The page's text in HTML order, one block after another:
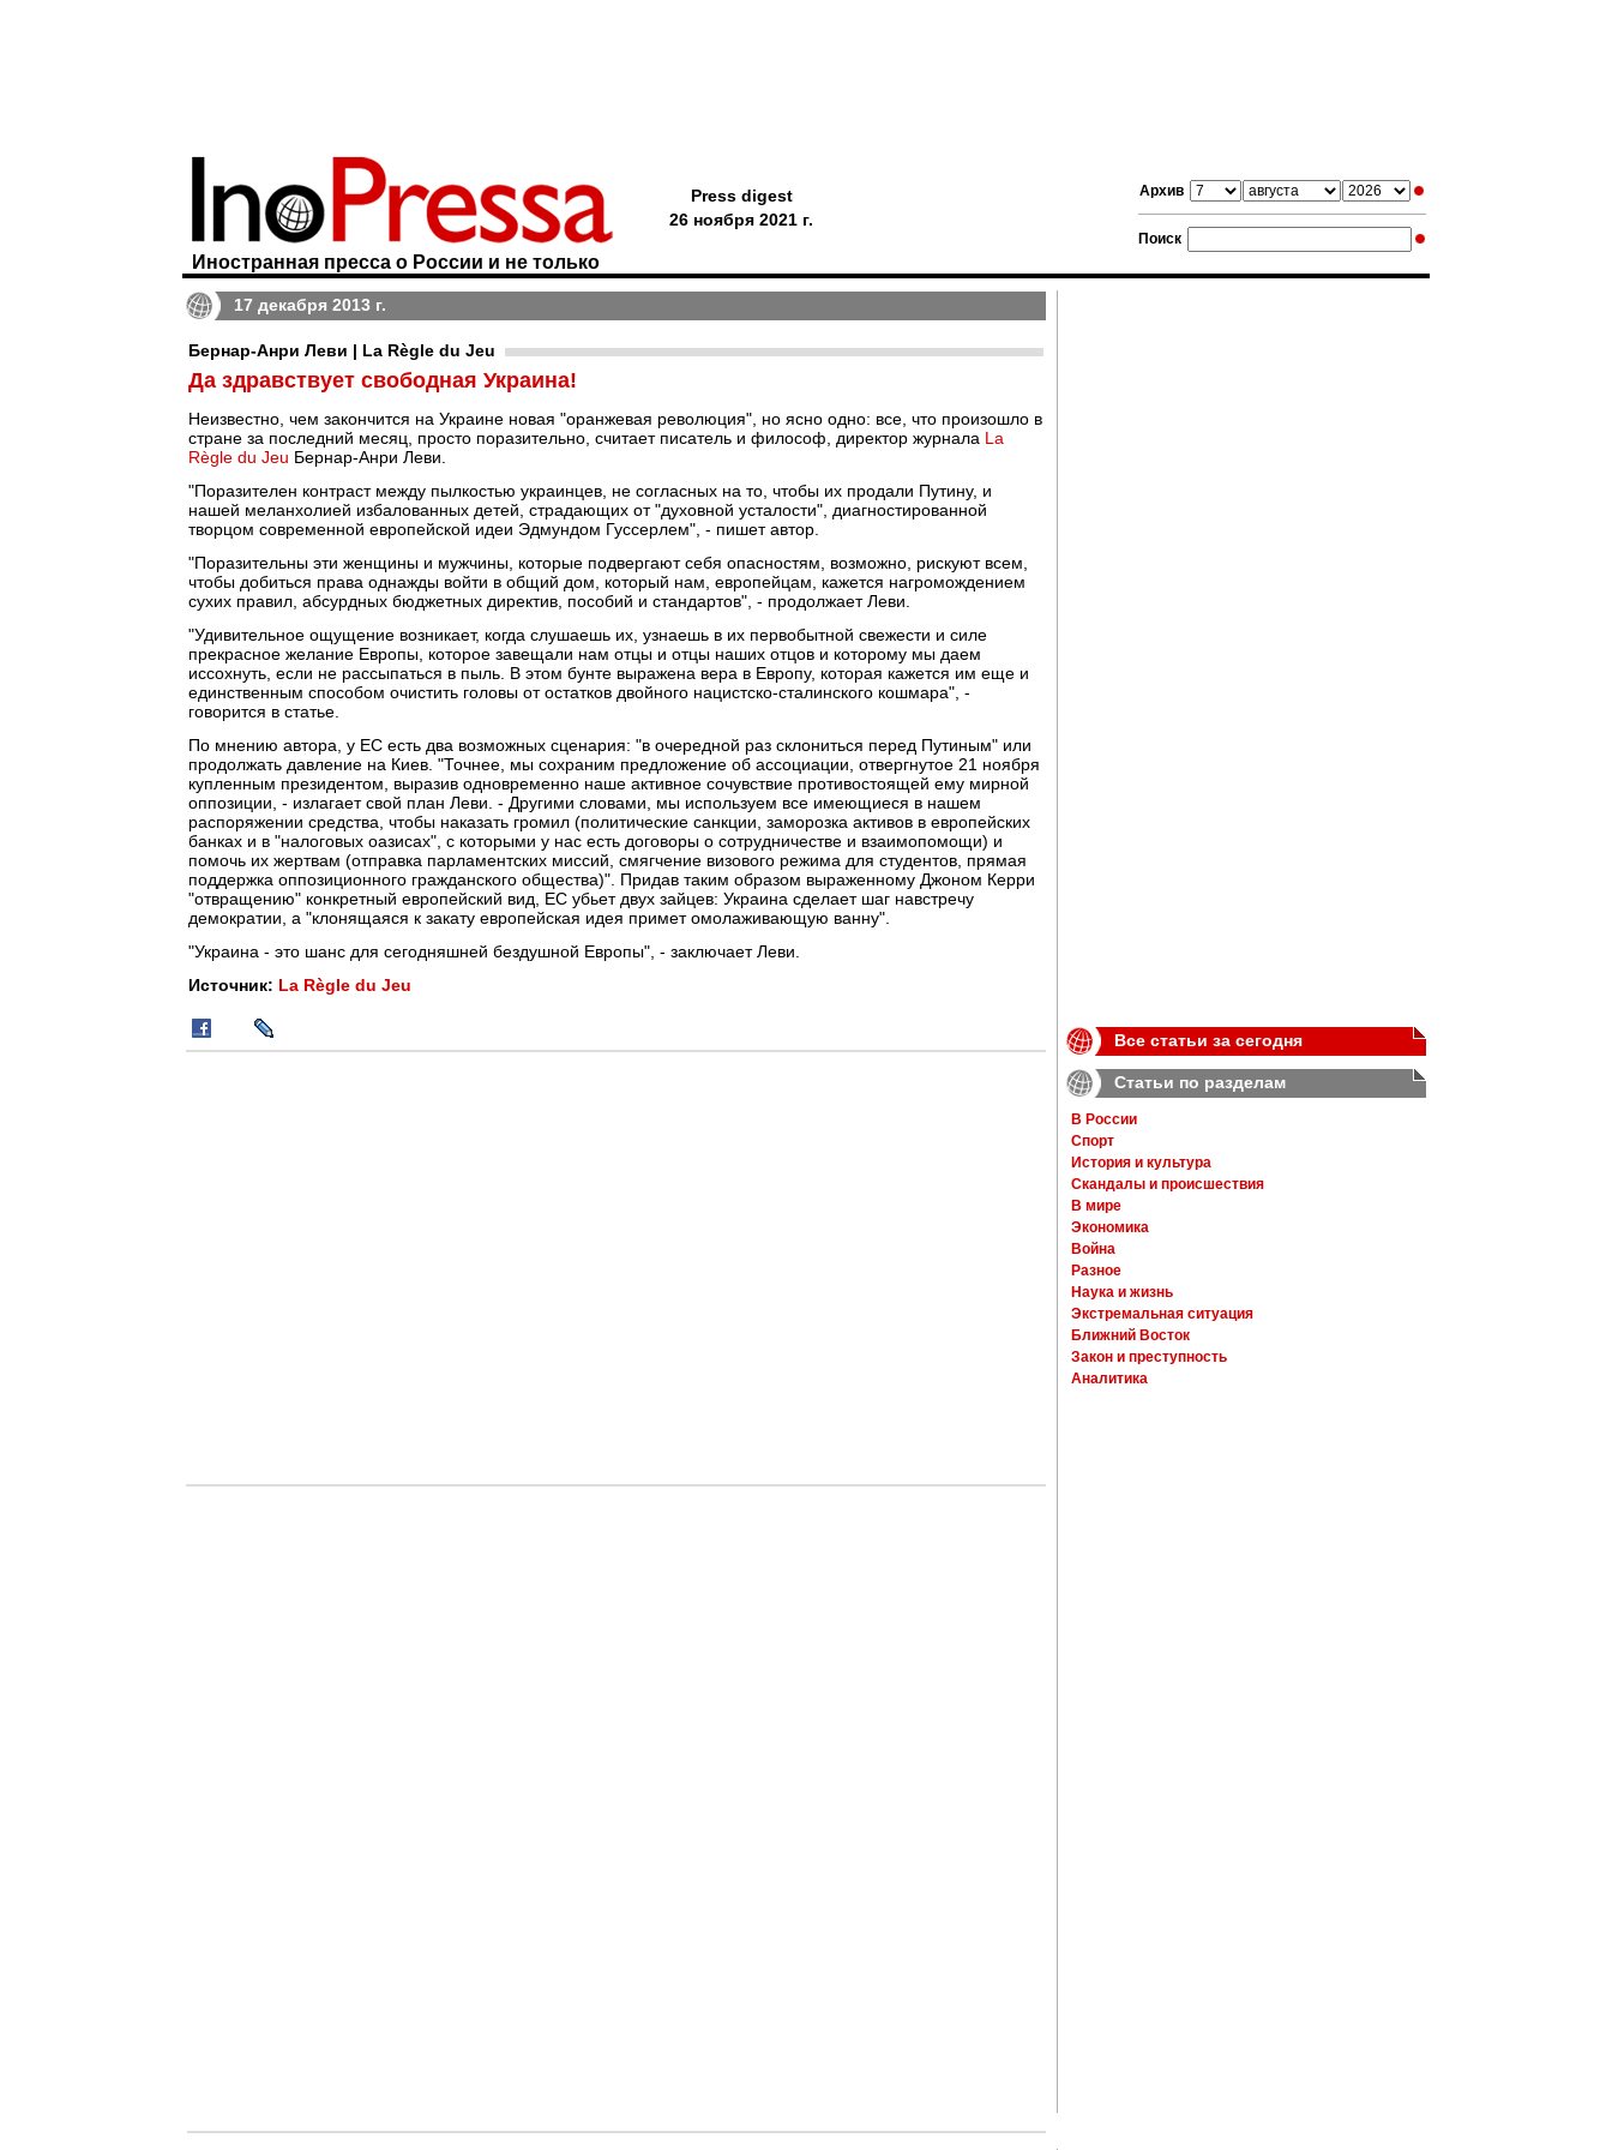
Архив
Поиск
Иностранная пресса о России и не только
Press digest
26 ноября 2021 г.
17 декабря 2013 г.
Бернар-Анри Леви | La Règle du Jeu
Да здравствует свободная Украина!
Неизвестно, чем закончится на Украине новая "оранжевая революция", но ясно одно: все, что произошло в
стране за последний месяц, просто поразительно, считает писатель и философ, директор журнала La
Règle du Jeu Бернар-Анри Леви.
"Поразителен контраст между пылкостью украинцев, не согласных на то, чтобы их продали Путину, и
нашей меланхолией избалованных детей, страдающих от "духовной усталости", диагностированной
творцом современной европейской идеи Эдмундом Гуссерлем", - пишет автор.
"Поразительны эти женщины и мужчины, которые подвергают себя опасностям, возможно, рискуют всем,
чтобы добиться права однажды войти в общий дом, который нам, европейцам, кажется нагромождением
сухих правил, абсурдных бюджетных директив, пособий и стандартов", - продолжает Леви.
"Удивительное ощущение возникает, когда слушаешь их, узнаешь в их первобытной свежести и силе
прекрасное желание Европы, которое завещали нам отцы и отцы наших отцов и которому мы даем
иссохнуть, если не рассыпаться в пыль. В этом бунте выражена вера в Европу, которая кажется им еще и
единственным способом очистить головы от остатков двойного нацистско-сталинского кошмара", -
говорится в статье.
По мнению автора, у ЕС есть два возможных сценария: "в очередной раз склониться перед Путиным" или
продолжать давление на Киев. "Точнее, мы сохраним предложение об ассоциации, отвергнутое 21 ноября
купленным президентом, выразив одновременно наше активное сочувствие противостоящей ему мирной
оппозиции, - излагает свой план Леви. - Другими словами, мы используем все имеющиеся в нашем
распоряжении средства, чтобы наказать громил (политические санкции, заморозка активов в европейских
банках и в "налоговых оазисах", с которыми у нас есть договоры о сотрудничестве и взаимопомощи) и
помочь их жертвам (отправка парламентских миссий, смягчение визового режима для студентов, прямая
поддержка оппозиционного гражданского общества)". Придав таким образом выраженному Джоном Керри
"отвращению" конкретный европейский вид, ЕС убьет двух зайцев: Украина сделает шаг навстречу
демократии, а "клонящаяся к закату европейская идея примет омолаживающую ванну".
"Украина - это шанс для сегодняшней бездушной Европы", - заключает Леви.
Источник: La Règle du Jeu
Все статьи за сегодня
Статьи по разделам
В России
Спорт
История и культура
Скандалы и происшествия
В мире
Экономика
Война
Разное
Наука и жизнь
Экстремальная ситуация
Ближний Восток
Закон и преступность
Аналитика